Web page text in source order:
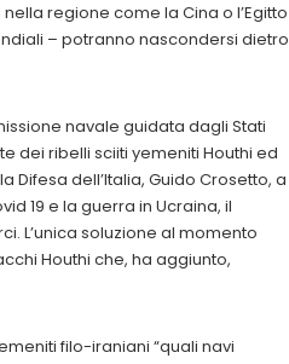
regione come la Cina o l’Egitto
– potranno nascondersi dietro
navale guidata dagli Stati
dei ribelli sciiti yemeniti Houthi ed
Difesa dell’Italia, Guido Crosetto, a
19 e la guerra in Ucraina, il
L’unica soluzione al momento
Houthi che, ha aggiunto,
filo-iraniani “quali navi